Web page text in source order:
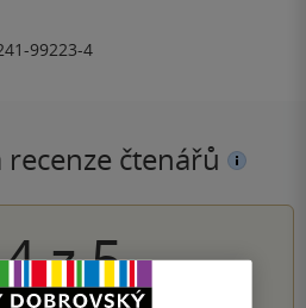
99223-4
čtenářů
z5